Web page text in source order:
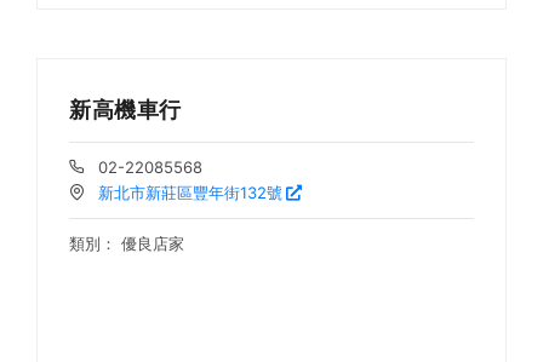
新高機車行
02-22085568
新北市新莊區豐年街132號
類別： 優良店家